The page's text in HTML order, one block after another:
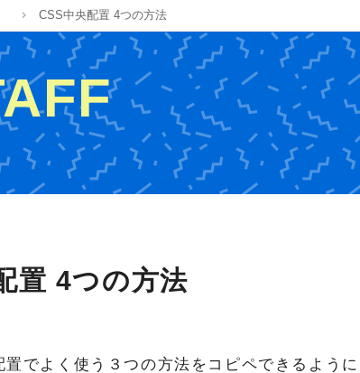
CSS中央配置 4つの方法
置 4つの方法
でよく使う３つの方法をコピペできるように